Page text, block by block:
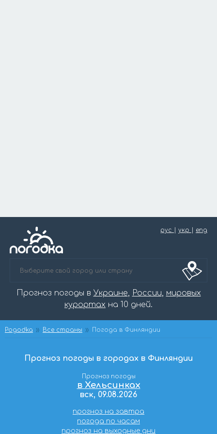
рус укр eng
Прогноз погоды в Украине, России, мировых
курортах на 10 дней.
Pogodka Все страны Погода в Финляндии
Прогноз погоды в городах в Финляндии
Прогноз погоды
в Хельсинках
вск, 09.08.2026
прогноз на завтра
погода по часам
прогноз на выходные дни